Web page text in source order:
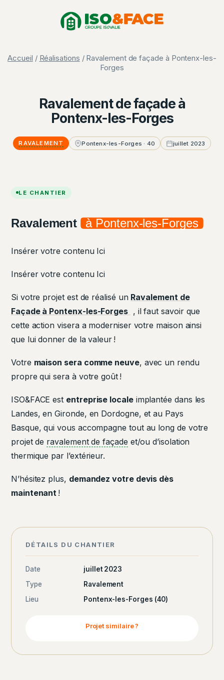
Accueil / Réalisations / Ravalement de façade à Pontenx-les-
Forges
Ravalement de façade à
Pontenx-les-Forges
RAVALEMENT Pontenx-les-Forges · 40 juillet 2023
LE CHANTIER
Ravalement à Pontenx-les-Forges
Insérer votre contenu Ici
Insérer votre contenu Ici
Si votre projet est de réalisé un Ravalement de
Façade à Pontenx-les-Forges , il faut savoir que
cette action visera a moderniser votre maison ainsi
que lui donner de la valeur !
Votre maison sera comme neuve, avec un rendu
propre qui sera à votre goût !
ISO&FACE est entreprise localeimplantée dans les
Landes, en Gironde, en Dordogne, et au Pays
Basque, qui vous accompagne tout au long de votre
projet de ravalement de façade et/ou d’isolation
thermique par l’extérieur.
N’hésitez plus, demandez votre devis dès
maintenant !
DÉTAILS DU CHANTIER
Date
juillet 2023
Type
Ravalement
Lieu
Pontenx-les-Forges (40)
Projet similaire ?